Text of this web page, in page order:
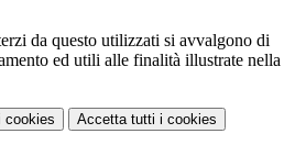
da questo utilizzati si avvalgono di
ed utili alle finalità illustrate nella
cookies Accetta tutti i cookies